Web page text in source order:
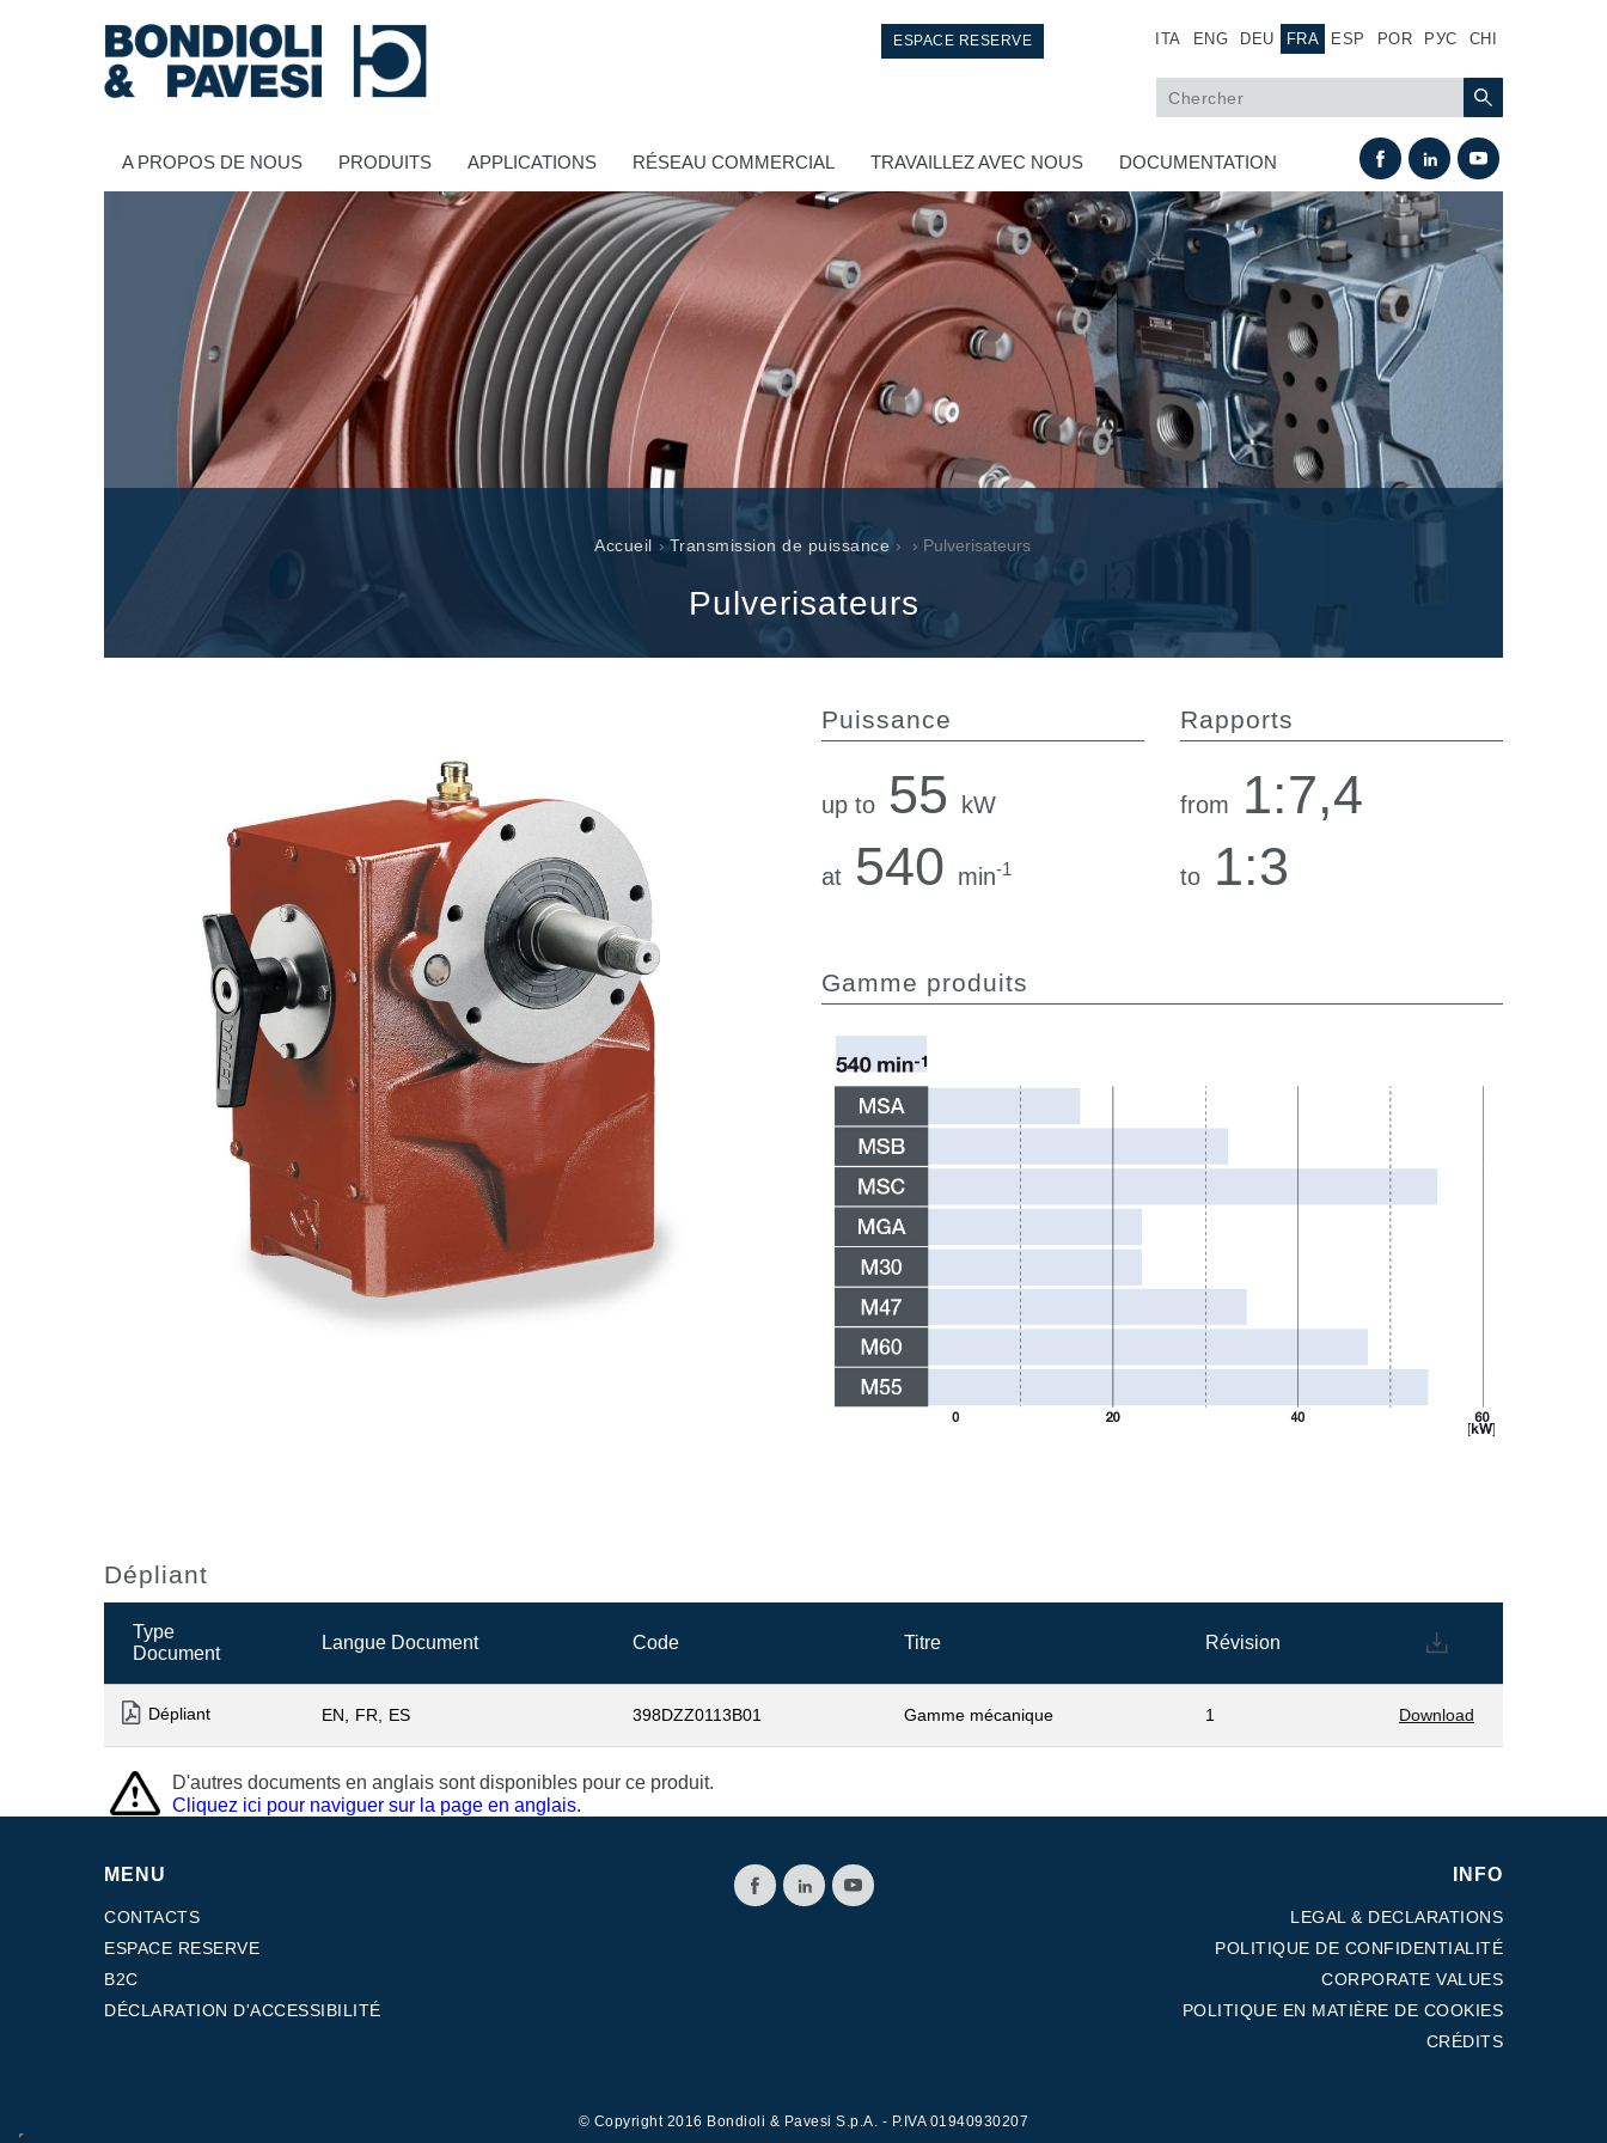
ITA ENG DEU FRA ESP POR РУС CHI
ESPACE RESERVE
A PROPOS DE NOUS PRODUITS APPLICATIONS RÉSEAU COMMERCIAL TRAVAILLEZ AVEC NOUS DOCUMENTATION
Transmission de puissance
Transmissions à cardans
Boîtes à engrenages standard
Renvois d'angle fabriqués pour Bondioli & Pavesi
Boitiers a arbres paralleles
Boîtiers et renvois spéciaux
Boîtiers Pump Drive
Embrayages multidisques a commande hydraulique
Moteurs Orbitaux Fabriqués Pour Bondioli & Pavesi
Systèmes de couplage
Contrôle
Circuits hydrauliques intégrés
Valves à cartouche
Servocommandes
Composants électroniques pour systèmes de contrôle
Échange thermique
Systemes Fan Drive
Accueil › Transmission de puissance › › Pulverisateurs
Pulverisateurs
Puissance
up to 55 kW
at 540 min-1
Rapports
from 1:7,4
to 1:3
Gamme produits
Dépliant
Type
Document
Langue Document Code Titre Révision
Dépliant EN FR ES 398DZZ0113B01 Gamme mécanique 1 Download
D'autres documents en anglais sont disponibles pour ce produit.
Cliquez ici pour naviguer sur la page en anglais.
MENU
CONTACTS
ESPACE RESERVE
B2C
DÉCLARATION D'ACCESSIBILITÉ
INFO
LEGAL & DECLARATIONS
POLITIQUE DE CONFIDENTIALITÉ
CORPORATE VALUES
POLITIQUE EN MATIÈRE DE COOKIES
CRÉDITS
© Copyright 2016 Bondioli & Pavesi S.p.A. - P.IVA 01940930207